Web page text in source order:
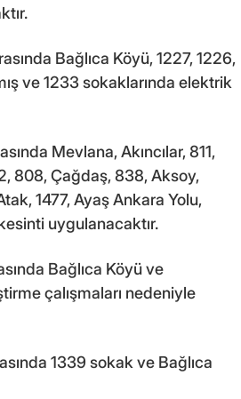
Bağlıca Köyü, 1227, 1226,
ve 1233 sokaklarında elektrik
Mevlana, Akıncılar, 811,
808, Çağdaş, 838, Aksoy,
1477, Ayaş Ankara Yolu,
uygulanacaktır.
Bağlıca Köyü ve
çalışmaları nedeniyle
1339 sokak ve Bağlıca